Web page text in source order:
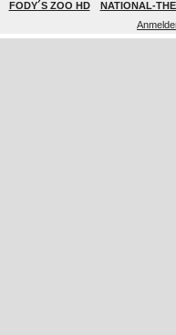
FODY´S ZOO HD
NATIONAL-